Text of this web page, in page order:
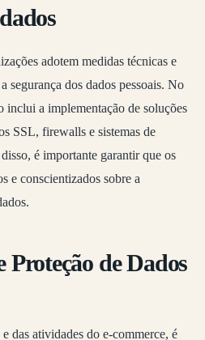
adotem medidas técnicas e
segurança dos dados pessoais. No
inclui a implementação de soluções
SSL, firewalls e sistemas de
é importante garantir que os
e conscientizados sobre a
Proteção de Dados
das atividades do e-commerce, é